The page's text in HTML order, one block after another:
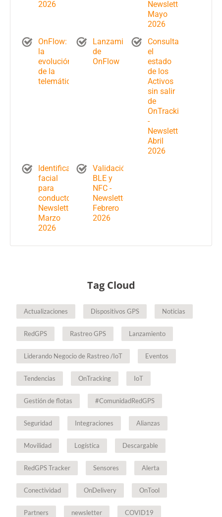
2026
Newsletter
Mayo
2026
OnFlow:
la
evolución
de la
telemática
Lanzamiento
de
OnFlow
Consulta
el
estado
de los
Activos
sin salir
de
OnTracking
-
Newsletter
Abril
2026
Identificación
facial
para
conductores-
Newsletter
Marzo
2026
Validación
BLE y
NFC -
Newsletter
Febrero
2026
Tag Cloud
Actualizaciones Dispositivos GPS Noticias
RedGPS Rastreo GPS Lanzamiento
Liderando Negocio de Rastreo /IoT Eventos
Tendencias OnTracking IoT
Gestión de flotas #ComunidadRedGPS
Seguridad Integraciones Alianzas
Movilidad Logística Descargable
RedGPS Tracker Sensores Alerta
Conectividad OnDelivery OnTool
Partners newsletter COVID19